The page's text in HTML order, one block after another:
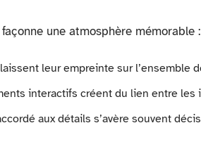
une atmosphère mémorable :
leur empreinte sur l’ensemble
interactifs créent du lien entre les
aux détails s’avère souvent